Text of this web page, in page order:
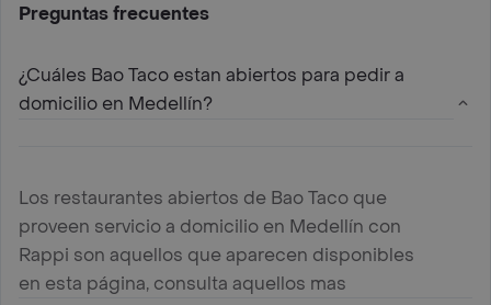
Preguntas frecuentes
¿Cuáles Bao Taco estan abiertos para pedir a
domicilio en Medellín?
Los restaurantes abiertos de Bao Taco que
proveen servicio a domicilio en Medellín con
Rappi son aquellos que aparecen disponibles
en esta página, consulta aquellos mas